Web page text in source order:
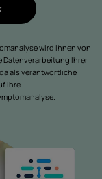
wird Ihnen von
Datenverarbeitung Ihrer
als verantwortliche
Ihre